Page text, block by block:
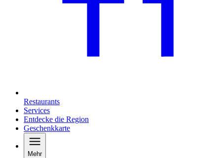
Restaurants
Services
Entdecke die Region
Geschenkkarte
Mehr